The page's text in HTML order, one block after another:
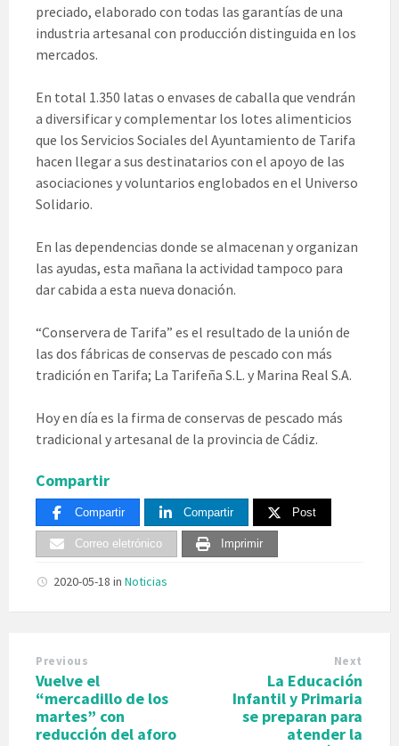
preciado, elaborado con todas las garantías de una
industria artesanal con producción distinguida en los
mercados.
En total 1.350 latas o envases de caballa que vendrán
a diversificar y complementar los lotes alimenticios
que los Servicios Sociales del Ayuntamiento de Tarifa
hacen llegar a sus destinatarios con el apoyo de las
asociaciones y voluntarios englobados en el Universo
Solidario.
En las dependencias donde se almacenan y organizan
las ayudas, esta mañana la actividad tampoco para
dar cabida a esta nueva donación.
“Conservera de Tarifa” es el resultado de la unión de
las dos fábricas de conservas de pescado con más
tradición en Tarifa; La Tarifeña S.L. y Marina Real S.A.
Hoy en día es la firma de conservas de pescado más
tradicional y artesanal de la provincia de Cádiz.
Compartir
Compartir Compartir Post
Correo eletrónico Imprimir
2020-05-18 in Noticias
Previous
Vuelve el
“mercadillo de los
martes” con
reducción del aforo
Next
La Educación
Infantil y Primaria
se preparan para
atender la